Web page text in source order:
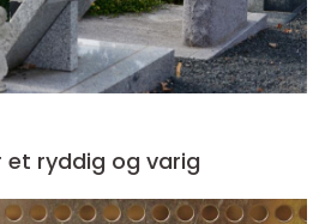
et ryddig og varig